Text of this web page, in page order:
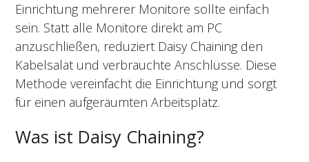
Einrichtung mehrerer Monitore sollte einfach
sein. Statt alle Monitore direkt am PC
anzuschließen, reduziert Daisy Chaining den
Kabelsalat und verbrauchte Anschlüsse. Diese
Methode vereinfacht die Einrichtung und sorgt
für einen aufgeräumten Arbeitsplatz.
Was ist Daisy Chaining?